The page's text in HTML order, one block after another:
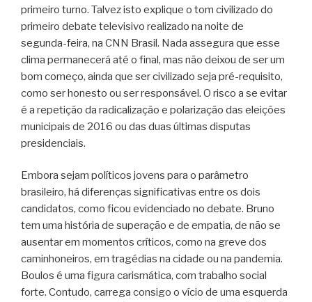
primeiro turno. Talvez isto explique o tom civilizado do
primeiro debate televisivo realizado na noite de
segunda-feira, na CNN Brasil. Nada assegura que esse
clima permanecerá até o final, mas não deixou de ser um
bom começo, ainda que ser civilizado seja pré-requisito,
como ser honesto ou ser responsável. O risco a se evitar
é a repetição da radicalização e polarização das eleições
municipais de 2016 ou das duas últimas disputas
presidenciais.
Embora sejam políticos jovens para o parâmetro
brasileiro, há diferenças significativas entre os dois
candidatos, como ficou evidenciado no debate. Bruno
tem uma história de superação e de empatia, de não se
ausentar em momentos críticos, como na greve dos
caminhoneiros, em tragédias na cidade ou na pandemia.
Boulos é uma figura carismática, com trabalho social
forte. Contudo, carrega consigo o vício de uma esquerda